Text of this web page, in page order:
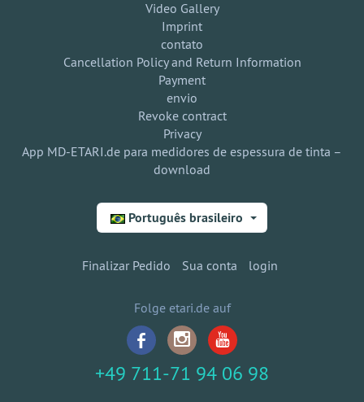
Video Gallery
Imprint
contato
Cancellation Policy and Return Information
Payment
envio
Revoke contract
Privacy
App MD-ETARI.de para medidores de espessura de tinta –
download
Português brasileiro
Finalizar Pedido Sua conta login
Folge etari.de auf
+49 711-71 94 06 98